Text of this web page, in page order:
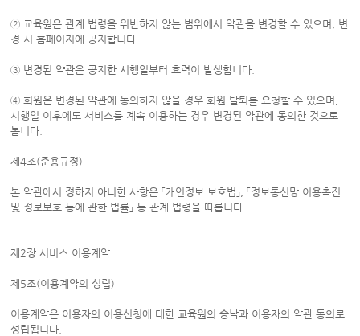
② 교육원은 관계 법령을 위반하지 않는 범위에서 약관을 변경할 수 있으며, 변
경 시 홈페이지에 공지합니다.
③ 변경된 약관은 공지한 시행일부터 효력이 발생합니다.
④ 회원은 변경된 약관에 동의하지 않을 경우 회원 탈퇴를 요청할 수 있으며,
시행일 이후에도 서비스를 계속 이용하는 경우 변경된 약관에 동의한 것으로
봅니다.
제4조(준용규정)
본 약관에서 정하지 아니한 사항은 「개인정보 보호법」, 「정보통신망 이용촉진
및 정보보호 등에 관한 법률」 등 관계 법령을 따릅니다.
제2장 서비스 이용계약
제5조(이용계약의 성립)
이용계약은 이용자의 이용신청에 대한 교육원의 승낙과 이용자의 약관 동의로
성립됩니다.